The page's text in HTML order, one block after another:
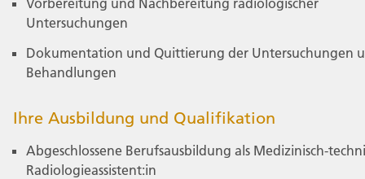
Untersuchungen
Dokumentation und Quittierung der Untersuchungen
Behandlungen
Ihre Ausbildung und Qualifikation
Abgeschlossene Berufsausbildung als Medizinisch-
Radiologieassistent:in